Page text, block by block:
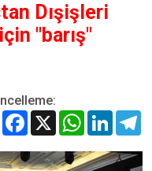
Dışişleri
"barış"
Share Facebook
X WhatsApp